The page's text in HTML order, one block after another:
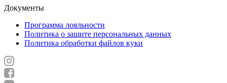
Документы
Программа лояльности
Политика о защите персональных данных
Политика обработки файлов куки